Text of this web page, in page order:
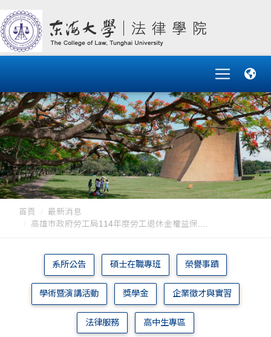
首頁
最新消息
高雄市政府勞工局114年度勞工退休金權益保....
系所公告 碩士在職專班 榮譽事蹟
學術暨演講活動 獎學金 企業徵才與實習
法律服務 高中生專區